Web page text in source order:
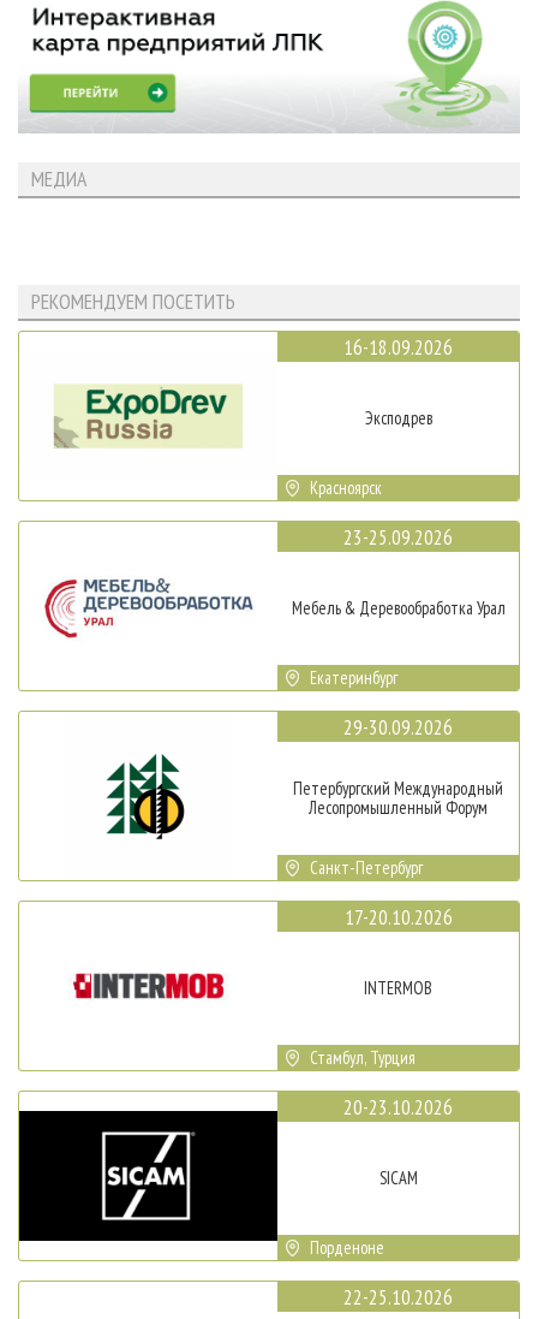
МЕДИА
РЕКОМЕНДУЕМ ПОСЕТИТЬ
16-18.09.2026
Эксподрев
Красноярск
23-25.09.2026
Мебель & Деревообработка Урал
Екатеринбург
29-30.09.2026
Петербургский Международный
Лесопромышленный Форум
Санкт-Петербург
17-20.10.2026
INTERMOB
Стамбул, Турция
20-23.10.2026
SICAM
Порденоне
22-25.10.2026